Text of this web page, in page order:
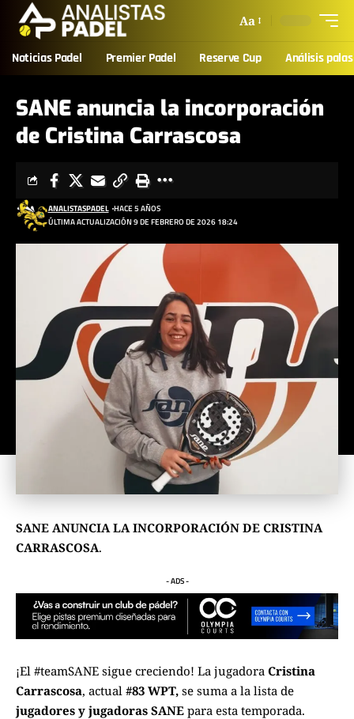
Aa
Noticias Padel Premier Padel Reserve Cup Análisis palas
SANE anuncia la incorporación
de Cristina Carrascosa
ÚLTIMA ACTUALIZACIÓN 9 DE FEBRERO DE 2026 18:24
ANALISTASPADEL HACE 5 AÑOS
SANE ANUNCIA LA INCORPORACIÓN DE CRISTINA
CARRASCOSA.
- ADS -
¡El #teamSANE sigue creciendo! La jugadora Cristina
Carrascosa, actual #83 WPT, se suma a la lista de
jugadores y jugadoras SANE para esta temporada.